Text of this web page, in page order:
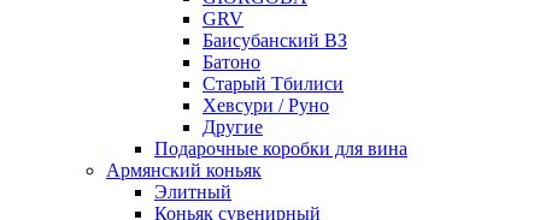
GRV
Баисубанский ВЗ
Батоно
Старый Тбилиси
Хевсури / Руно
Другие
Подарочные коробки для вина
Армянский коньяк
Элитный
Коньяк сувенирный